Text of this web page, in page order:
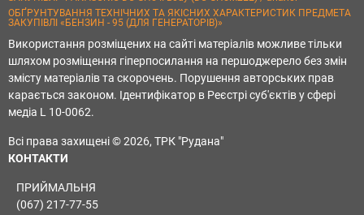
ОБҐРУНТУВАННЯ ТЕХНІЧНИХ ТА ЯКІСНИХ ХАРАКТЕРИСТИК ПРЕДМЕТА
ЗАКУПІВЛІ «БЕНЗИН - 95 (ДЛЯ ГЕНЕРАТОРІВ)»
Використання розміщених на сайті матеріалів можливе тільки
шляхом розміщення гіперпосилання на першоджерело без змін
змісту матеріалів та скорочень. Порушення авторських прав
карається законом. Ідентифікатор в Реєстрі суб'єктів у сфері
медіа L 10-0062.
Всі права захищені © 2026, ТРК "Рудана"
КОНТАКТИ
ПРИЙМАЛЬНЯ
(067) 217-77-55